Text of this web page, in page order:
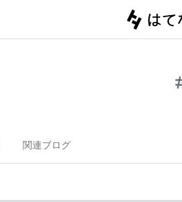
関連ブログ